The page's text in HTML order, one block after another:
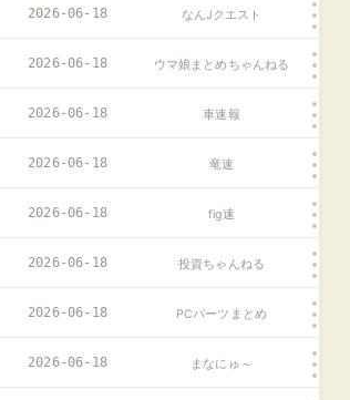
2026-06-18 なんJクエスト
2026-06-18 ウマ娘まとめちゃんねる
2026-06-18 車速報
2026-06-18 竜速
2026-06-18 fig速
2026-06-18 投資ちゃんねる
2026-06-18 PCパーツまとめ
2026-06-18 まなにゅ～